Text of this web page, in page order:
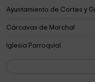
Ayuntamiento de Cortes y
Cárcavas de Marchal
Iglesia Parroquial